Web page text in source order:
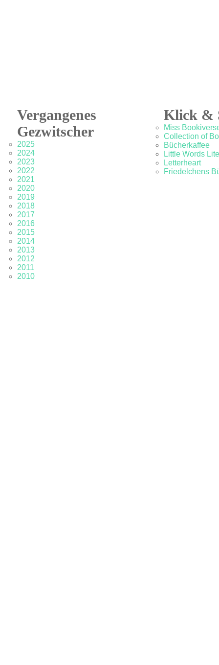
Vergangenes
Gezwitscher
2025
2024
2023
2022
2021
2020
2019
2018
2017
2016
2015
2014
2013
2012
2011
2010
Klick &
Miss
Collection of
Bücherkaffee
Little Words
Letterheart
Friedelchens